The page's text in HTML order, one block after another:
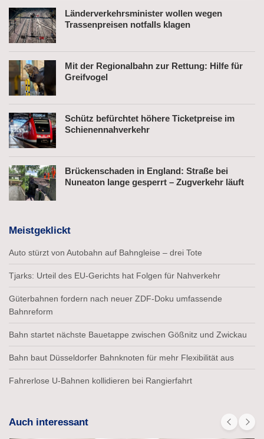
Länderverkehrsminister wollen wegen
Trassenpreisen notfalls klagen
Mit der Regionalbahn zur Rettung: Hilfe für
Greifvogel
Schütz befürchtet höhere Ticketpreise im
Schienennahverkehr
Brückenschaden in England: Straße bei
Nuneaton lange gesperrt – Zugverkehr läuft
Meistgeklickt
Auto stürzt von Autobahn auf Bahngleise – drei Tote
Tjarks: Urteil des EU-Gerichts hat Folgen für Nahverkehr
Güterbahnen fordern nach neuer ZDF-Doku umfassende
Bahnreform
Bahn startet nächste Bauetappe zwischen Gößnitz und Zwickau
Bahn baut Düsseldorfer Bahnknoten für mehr Flexibilität aus
Fahrerlose U-Bahnen kollidieren bei Rangierfahrt
Auch interessant